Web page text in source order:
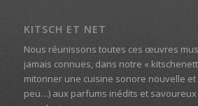
KITSCH ET NET
Nous réunissons toutes ces œuvres
jamais connues, dans notre «
mitonner une cuisine sonore nouvelle
peu…) aux parfums inédits et savoureux